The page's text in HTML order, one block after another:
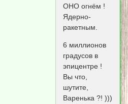
ОНО огнём !
Ядерно-
ракетным.
6 миллионов
градусов в
эпицентре !
Вы что,
шутите,
Варенька ?! )))